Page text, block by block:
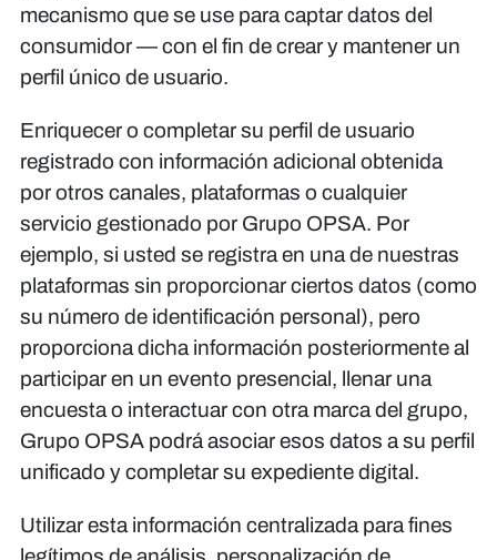
mecanismo que se use para captar datos del
consumidor — con el fin de crear y mantener un
perfil único de usuario.
Enriquecer o completar su perfil de usuario
registrado con información adicional obtenida
por otros canales, plataformas o cualquier
servicio gestionado por Grupo OPSA. Por
ejemplo, si usted se registra en una de nuestras
plataformas sin proporcionar ciertos datos (como
su número de identificación personal), pero
proporciona dicha información posteriormente al
participar en un evento presencial, llenar una
encuesta o interactuar con otra marca del grupo,
Grupo OPSA podrá asociar esos datos a su perfil
unificado y completar su expediente digital.
Utilizar esta información centralizada para fines